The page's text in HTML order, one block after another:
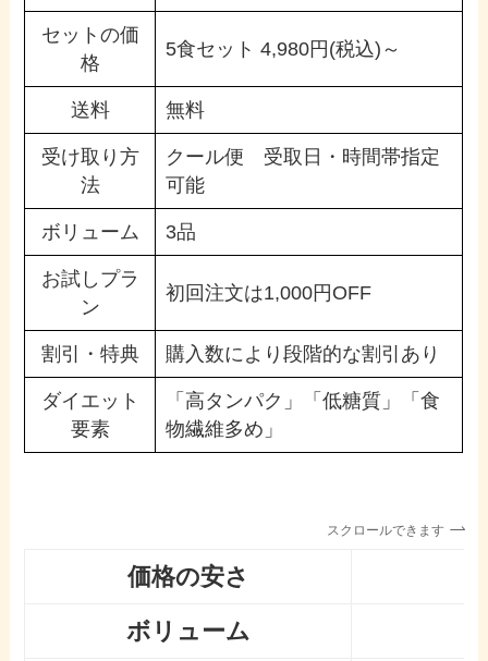
セットの価
格
5食セット 4,980円(税込)～
送料 無料
受け取り方
法
クール便 受取日・時間帯指定
可能
ボリューム 3品
お試しプラ
ン
初回注文は1,000円OFF
割引・特典 購入数により段階的な割引あり
ダイエット
要素
「高タンパク」「低糖質」「食
物繊維多め」
スクロールできます
価格の安さ
ボリューム